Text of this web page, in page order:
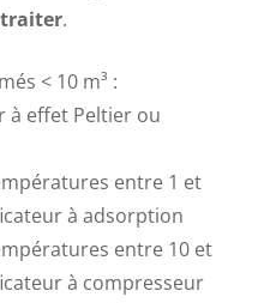
traiter.
< 10 m³ :
à effet Peltier ou
entre 1 et
à adsorption
entre 10 et
à compresseur